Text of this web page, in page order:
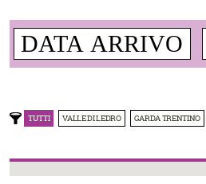
TUTTI VALLE DI LEDRO GARDA TRENTINO